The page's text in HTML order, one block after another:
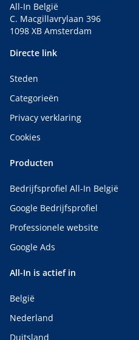
All-In België
C. Macgillavrylaan 396
1098 XB Amsterdam
Directe link
Steden
Categorieën
Privacy verklaring
Cookies
Producten
Bedrijfsprofiel All-In België
Google Bedrijfsprofiel
Professionele website
Google Ads
All-In is actief in
België
Nederland
Duitsland